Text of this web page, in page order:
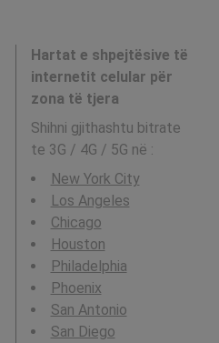
Hartat e shpejtësive të
internetit celular për
zona të tjera
Shihni gjithashtu bitrate
te 3G / 4G / 5G në :
New York City
Los Angeles
Chicago
Houston
Philadelphia
Phoenix
San Antonio
San Diego